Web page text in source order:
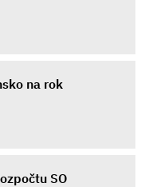
na rok
SO